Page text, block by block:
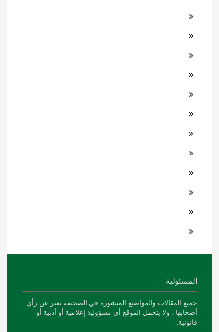
المسئولية
جميع المقالات والمواضيع المنشورة في الصحيفة تعبر عن رأي
أصحابها ، ولا يتحمل الموقع أي مسؤولية إعلامية أو أدبية أو
قانونية.